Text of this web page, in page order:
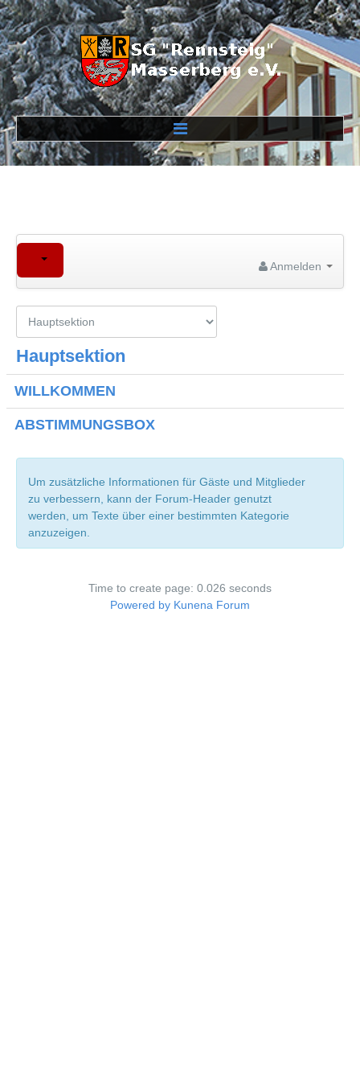
Verein
Links
Kontakt
Anmelden
Hauptsektion
WILLKOMMEN
ABSTIMMUNGSBOX
Um zusätzliche Informationen für Gäste und Mitglieder
zu verbessern, kann der Forum-Header genutzt
werden, um Texte über einer bestimmten Kategorie
anzuzeigen.
Time to create page: 0.026 seconds
Powered by Kunena Forum